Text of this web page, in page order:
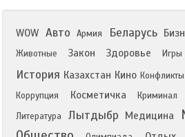
WOW Авто Армия Беларусь
Животные
Закон Здоровье Игры
История Казахстан Кино Конфликты
Коррупция Косметичка Криминал
Литература Лытдыбр Медицина